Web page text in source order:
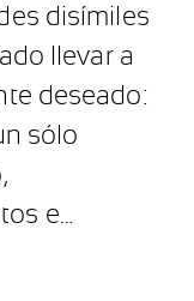
disímiles
llevar a
deseado:
sólo
e…